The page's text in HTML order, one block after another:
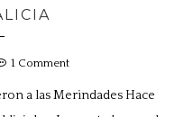
1 Comment
a las Merindades Hace